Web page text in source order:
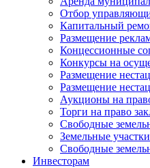
Отбор
Капитальный
Размещение
Концессионные
Конкурсы на
Размещение
Размещение
Аукционы на
Торги на право
Свободные
Земельные
Свободные
Инвесторам